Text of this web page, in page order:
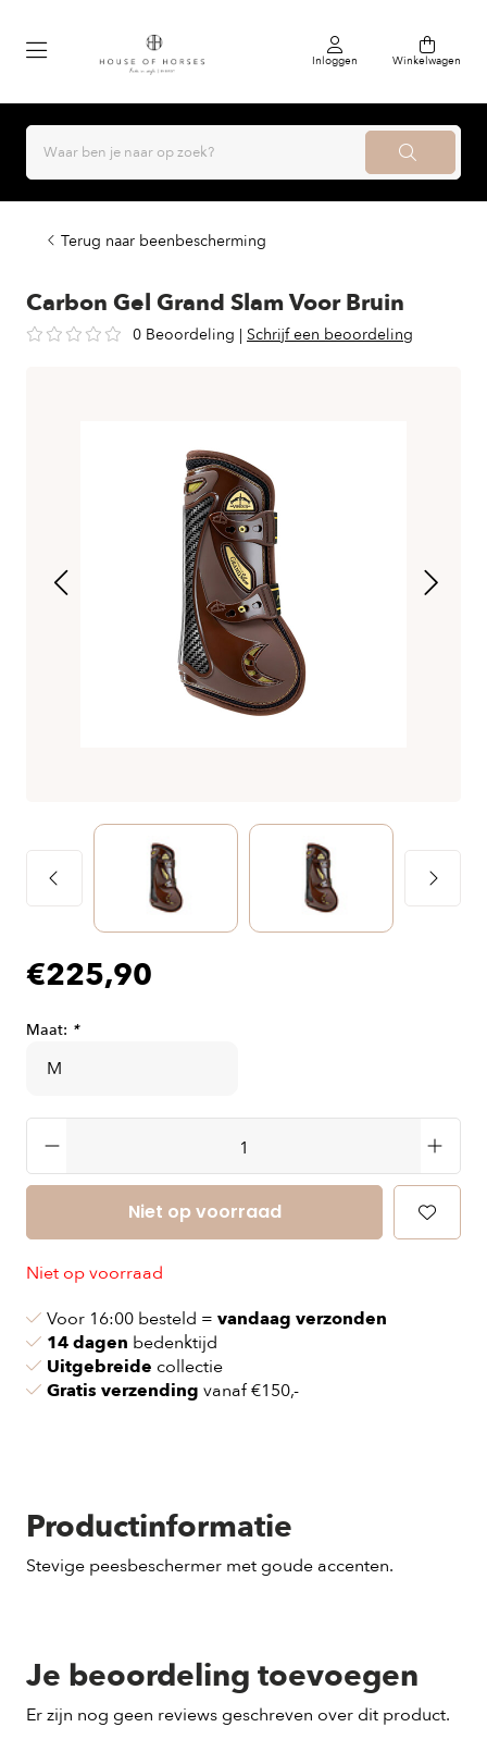
Inloggen Winkelwagen
Terug naar beenbescherming
Carbon Gel Grand Slam Voor Bruin
0 Beoordeling | Schrijf een beoordeling
€225,90
Maat: *
Niet op voorraad
Niet op voorraad
Voor 16:00 besteld = vandaag verzonden
14 dagen bedenktijd
Uitgebreide collectie
Gratis verzending vanaf €150,-
Productinformatie
Stevige peesbeschermer met goude accenten.
Je beoordeling toevoegen
Er zijn nog geen reviews geschreven over dit product.